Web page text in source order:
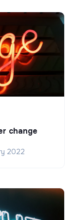
change
2022